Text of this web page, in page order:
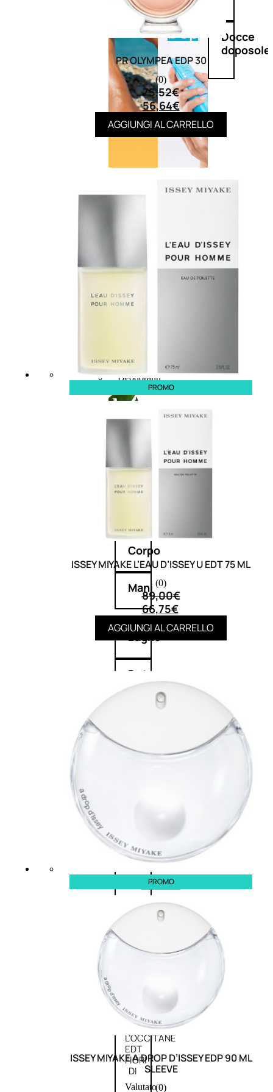
Doposole
Docce
doposole
NATURALI
Viso/Labbra/Occhi Nature
Bagno Nature
Deodoranti
Profumi
nature
Corpo
Mani
Bagno
Detergenza
Trattamenti
profumi
nature
PROMO
Nature
Donna
L’OCCITANE
EDT
FIORI
DI
Valutato
PR OLYMPEA EDP 30
(0)
75,52€
56,64€
AGGIUNGI AL CARRELLO
PROMO
ISSEY MIYAKE L’EAU D’ISSEY U EDT 75 ML
(0)
89,00€
66,75€
AGGIUNGI AL CARRELLO
PROMO
ISSEY MIYAKE A DROP D’ISSEY EDP 90 ML
SLEEVE
(0)